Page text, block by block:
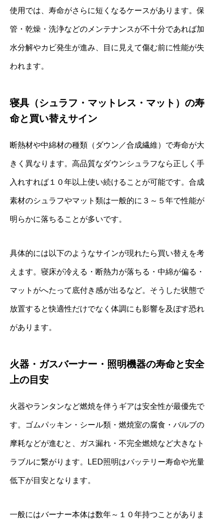
使用では、寿命がさらに短くなるケースがあります。保
管・乾燥・洗浄などのメンテナンスが不十分であれば加
水分解やカビ発生が進み、目に見えて傷む前に性能が失
われます。
寝具（シュラフ・マットレス・マット）の寿
命と買い替えサイン
断熱材や中綿材の種類（ダウン／合成繊維）で寿命が大
きく異なります。高品質なダウンシュラフなら正しく手
入れすれば１０年以上使い続けることが可能です。合成
素材のシュラフやマット類は一般的に３～５年で性能が
明らかに落ちることが多いです。
具体的には以下のようなサインが現れたら買い替えを考
えます。寝床が冷える・断熱力が落ちる・中綿が偏る・
マットがへたって底付き感が出るなど。そうした状態で
放置すると快適性だけでなく体調にも影響を及ぼす恐れ
があります。
火器・ガスバーナー・照明機器の寿命と安全
上の目安
火器やランタンなど燃焼を伴うギアは安全性が最優先で
す。ゴムパッキン・シール類・燃焼室の腐食・バルブの
摩耗などが進むと、ガス漏れ・不完全燃焼など大きなト
ラブルに繋がります。LED照明はバッテリー寿命や光量
低下が目安となります。
一般にはバーナー本体は数年～１０年持つことがありま